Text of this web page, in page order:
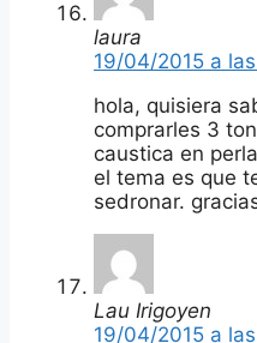
laura
19/04/2015 a
hola, quisiera
comprarles 3
caustica en
el tema es que
sedronar.
Lau Irigoyen
19/04/2015 a